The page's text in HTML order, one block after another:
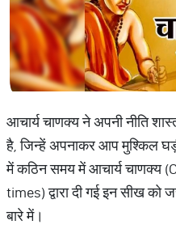
आचार्य चाणक्य ने अपनी नीति
है, जिन्हें अपनाकर आप मुश्किल
में कठिन समय में आचार्य चाणक्य
times) द्वारा दी गई इन सीख
बारे में।